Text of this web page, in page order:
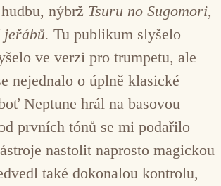
nýbrž Tsuru no Sugomori,
jeřábů. Tu publikum slyšelo
ve verzi pro trumpetu, ale
nejednalo o úplně klasické
Neptune hrál na basovou
prvních tónů se mi podařilo
nastolit naprosto magickou
také dokonalou kontrolu,